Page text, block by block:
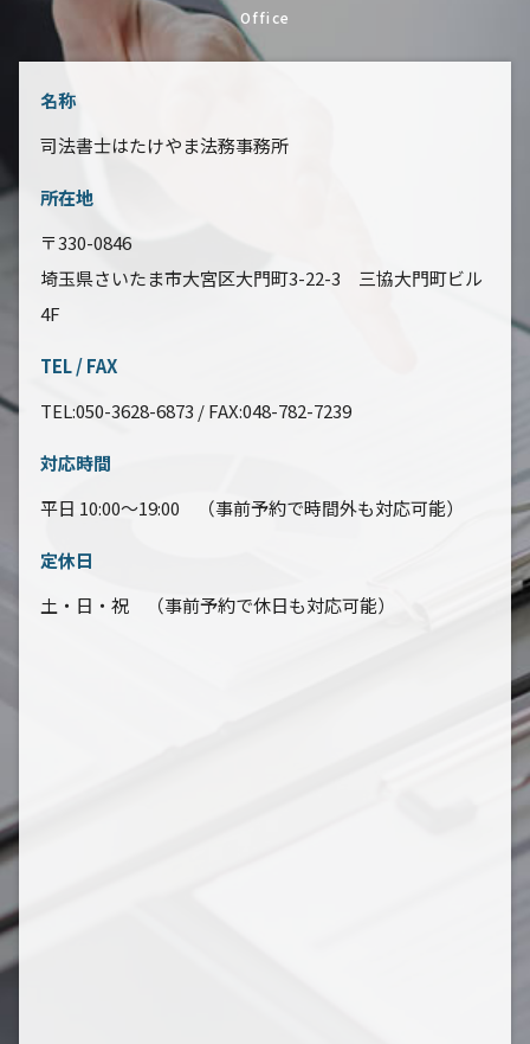
Office
名称
司法書士はたけやま法務事務所
所在地
〒330-0846
埼玉県さいたま市大宮区大門町3-22-3 三協大門町ビル
4F
TEL / FAX
TEL:050-3628-6873 / FAX:048-782-7239
対応時間
平日 10:00～19:00 （事前予約で時間外も対応可能）
定休日
土・日・祝 （事前予約で休日も対応可能）